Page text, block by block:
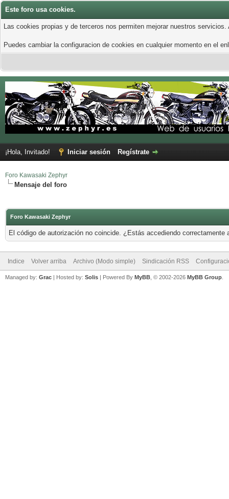
Este foro usa cookies.
Las cookies propias y de terceros nos permiten mejorar nuestros
Puedes cambiar la configuracion de cookies en cualquier momento en el
¡Hola, Invitado! Iniciar sesión Regístrate
Foro Kawasaki Zephyr
Mensaje del foro
Foro Kawasaki Zephyr
El código de autorización no coincide. ¿Estás accediendo
Indice Volver arriba Archivo (Modo simple) Sindicación RSS
Managed by: Grac | Hosted by: Solis | Powered By MyBB , © 2002-2026 MyBB Group